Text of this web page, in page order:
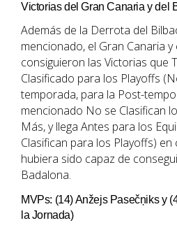
Victorias del Gran Canaria y del
Además de la Derrota del
mencionado, el Gran Canaria
consiguieron las Victorias que
Clasificado para los Playoffs
temporada, para la Post-
mencionado No se Clasifican
Más, y llega Antes para los
Clasifican para los Playoffs)
hubiera sido capaz de
Badalona.
MVPs: (14) Anžejs Pasečņiks y
la Jornada)